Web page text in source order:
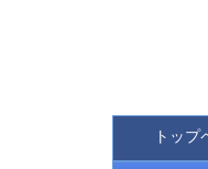
トップ